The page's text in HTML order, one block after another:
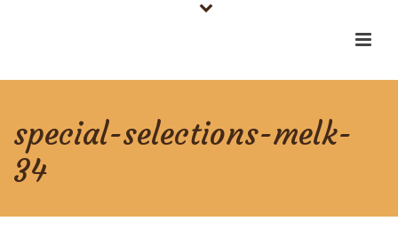
special-selections-melk-
34